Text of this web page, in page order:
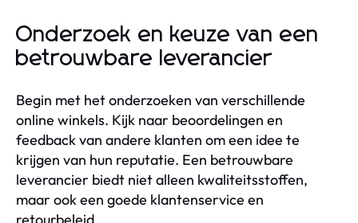
Onderzoek en keuze van een
betrouwbare leverancier
Begin met het onderzoeken van verschillende
online winkels. Kijk naar beoordelingen en
feedback van andere klanten om een idee te
krijgen van hun reputatie. Een betrouwbare
leverancier biedt niet alleen kwaliteitsstoffen,
maar ook een goede klantenservice en
retourbeleid.